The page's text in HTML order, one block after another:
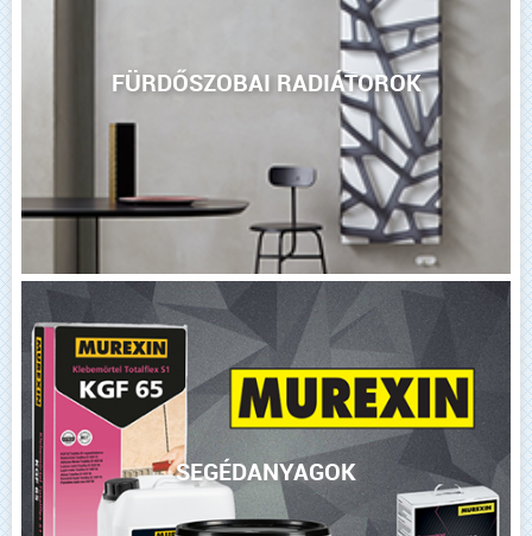
FÜRDŐSZOBAI RADIÁTOROK
SEGÉDANYAGOK